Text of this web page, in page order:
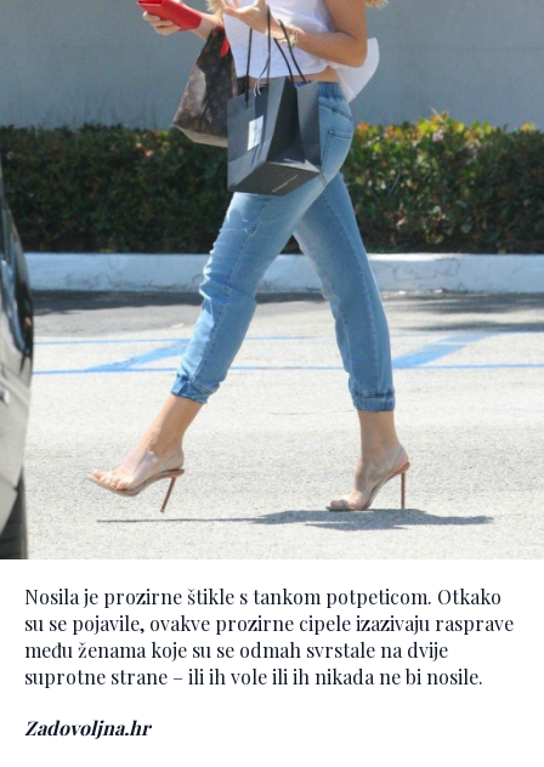
Nosila je prozirne štikle s tankom potpeticom. Otkako
su se pojavile, ovakve prozirne cipele izazivaju rasprave
među ženama koje su se odmah svrstale na dvije
suprotne strane – ili ih vole ili ih nikada ne bi nosile.
Zadovoljna.hr